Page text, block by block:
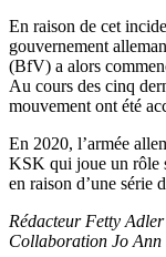
En raison de cet
gouvernement
(BfV) a alors
Au cours des cinq
mouvement ont été
En 2020, l’armée
KSK qui joue un rôle
en raison d’une série
Rédacteur Fetty Adler
Collaboration Jo Ann